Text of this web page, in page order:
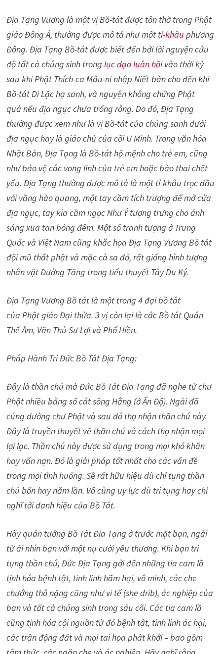
Địa Tạng Vương là một vị Bồ-tát được tôn thờ trong Phật
giáo Đông Á, thường được mô tả như một tỉ-khâu phương
Đông. Địa Tạng Bồ-tát được biết đến bởi lời nguyện cứu
độ tất cả chúng sinh trong lục đạo luân hồi vào thời kỳ
sau khi Phật Thích-ca Mâu-ni nhập Niết-bàn cho đến khi
Bồ-tát Di Lặc hạ sanh, và nguyện không chứng Phật
quả nếu địa ngục chưa trống rỗng. Do đó, Địa Tạng
thường được xem như là vị Bồ-tát của chúng sanh dưới
địa ngục hay là giáo chủ của cõi U Minh. Trong văn hóa
Nhật Bản, Địa Tạng là Bồ-tát hộ mệnh cho trẻ em, cũng
như bảo vệ các vong linh của trẻ em hoặc bào thai chết
yểu. Địa Tạng thường được mô tả là một tỉ-khâu trọc đầu
với vầng hào quang, một tay cầm tích trượng để mở cửa
địa ngục, tay kia cầm ngọc Như Ý tượng trưng cho ánh
sáng xua tan bóng đêm. Một số tranh tượng ở Trung
Quốc và Việt Nam cũng khắc họa Địa Tạng Vương Bồ tát
đội mũ thất phật và mặc cà sa đỏ, rất giống hình tượng
nhân vật Đường Tăng trong tiểu thuyết Tây Du Ký.
Địa Tạng Vương Bồ tát là một trong 4 đại bồ tát
của Phật giáo Đại thừa. 3 vị còn lại là các Bồ tát Quán
Thế Âm, Văn Thù Sư Lợi và Phổ Hiền.
Pháp Hành Trì Đức Bồ Tát Địa Tạng:
Đây là thần chú mà Đức Bồ Tát Địa Tạng đã nghe từ chư
Phật nhiều bằng số cát sông Hằng (ở Ấn Độ). Ngài đã
cúng dường chư Phật và sau đó thọ nhận thần chú này.
Đây là truyền thuyết về thần chú và cách thọ nhận mọi
lợi lạc. Thần chú này được sử dụng trong mọi khó khăn
hay vấn nạn. Đó là giải pháp tốt nhất cho các vấn đề
trong mọi tình huống. Sẽ rất hữu hiệu dù chỉ tụng thần
chú bốn hay năm lần. Vô cùng uy lực dù trì tụng hay chỉ
nghĩ tới danh hiệu của Bồ Tát.
Hãy quán tưởng Bồ Tát Địa Tạng ở trước mặt bạn, ngài
từ ái nhìn bạn với một nụ cười yêu thương. Khi bạn trì
tụng thần chú, Đức Địa Tạng gởi đến những tia cam lồ
tịnh hóa bệnh tật, tinh linh hãm hại, vô minh, các che
chướng thô nặng cũng như vi tế (she drib), ác nghiệp của
bạn và tất cả chúng sinh trong sáu cõi. Các tia cam lồ
cũng tịnh hóa cội nguồn từ đó bệnh tật, tinh linh ác hại,
các trận động đất và mọi tai họa phát khởi – bao gồm